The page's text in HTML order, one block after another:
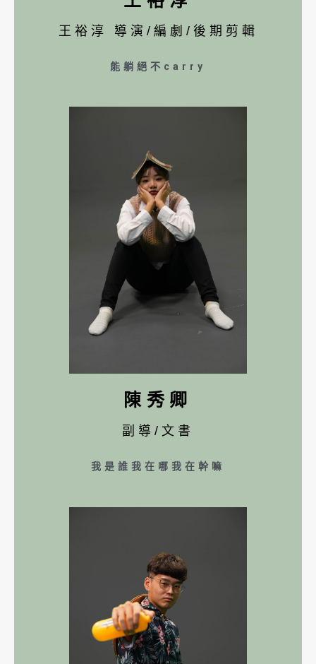
王裕淳 導演/編劇/後期剪輯
能躺絕不carry
陳秀卿
副導/文書
我是誰我在哪我在幹嘛